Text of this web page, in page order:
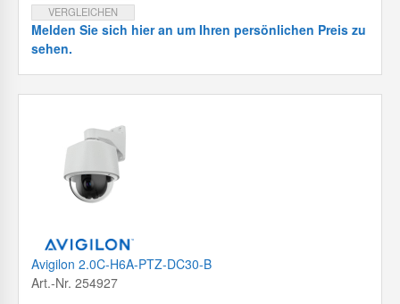
VERGLEICHEN
Melden Sie sich hier an um Ihren persönlichen Preis zu
sehen.
Avigilon 2.0C-H6A-PTZ-DC30-B
Art.-Nr. 254927